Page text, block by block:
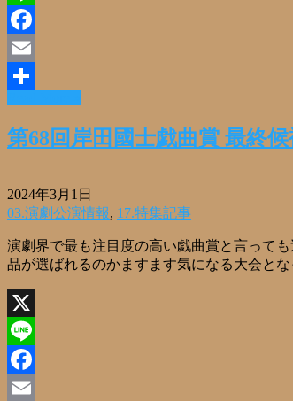
Line
Facebook
Email
共
有
第68回岸田國士戯曲賞 最終
2024年3月1日
03.演劇公演情報, 17.特集記事
演劇界で最も注目度の高い戯曲賞と言って
品が選ばれるのかますます気になる大会と
X
Line
Facebook